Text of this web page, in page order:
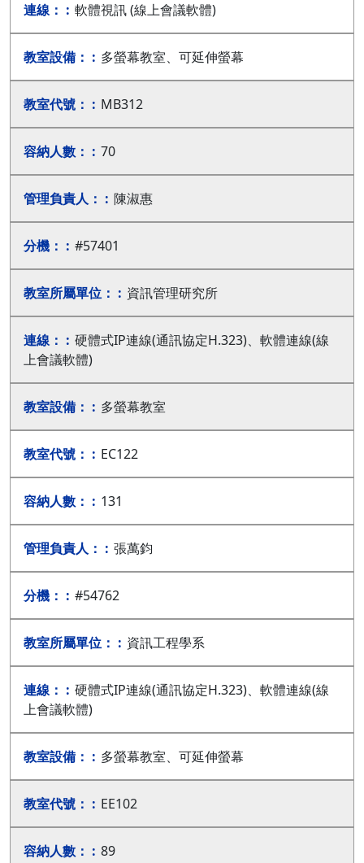
軟體視訊 (線上會議軟體)
多螢幕教室、可延伸螢幕
MB312
70
陳淑惠
#57401
資訊管理研究所
硬體式IP連線(通訊協定H.323)、軟體連線(線
上會議軟體)
多螢幕教室
EC122
131
張萬鈞
#54762
資訊工程學系
硬體式IP連線(通訊協定H.323)、軟體連線(線
上會議軟體)
多螢幕教室、可延伸螢幕
EE102
89